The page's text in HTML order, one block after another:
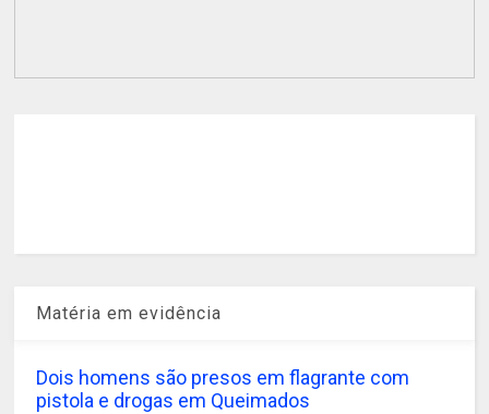
Matéria em evidência
Dois homens são presos em flagrante com
pistola e drogas em Queimados